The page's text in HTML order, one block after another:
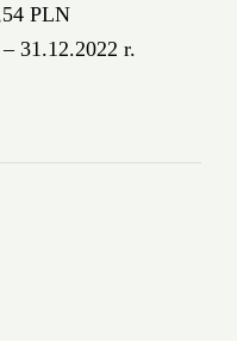
PLN
31.12.2022 r.